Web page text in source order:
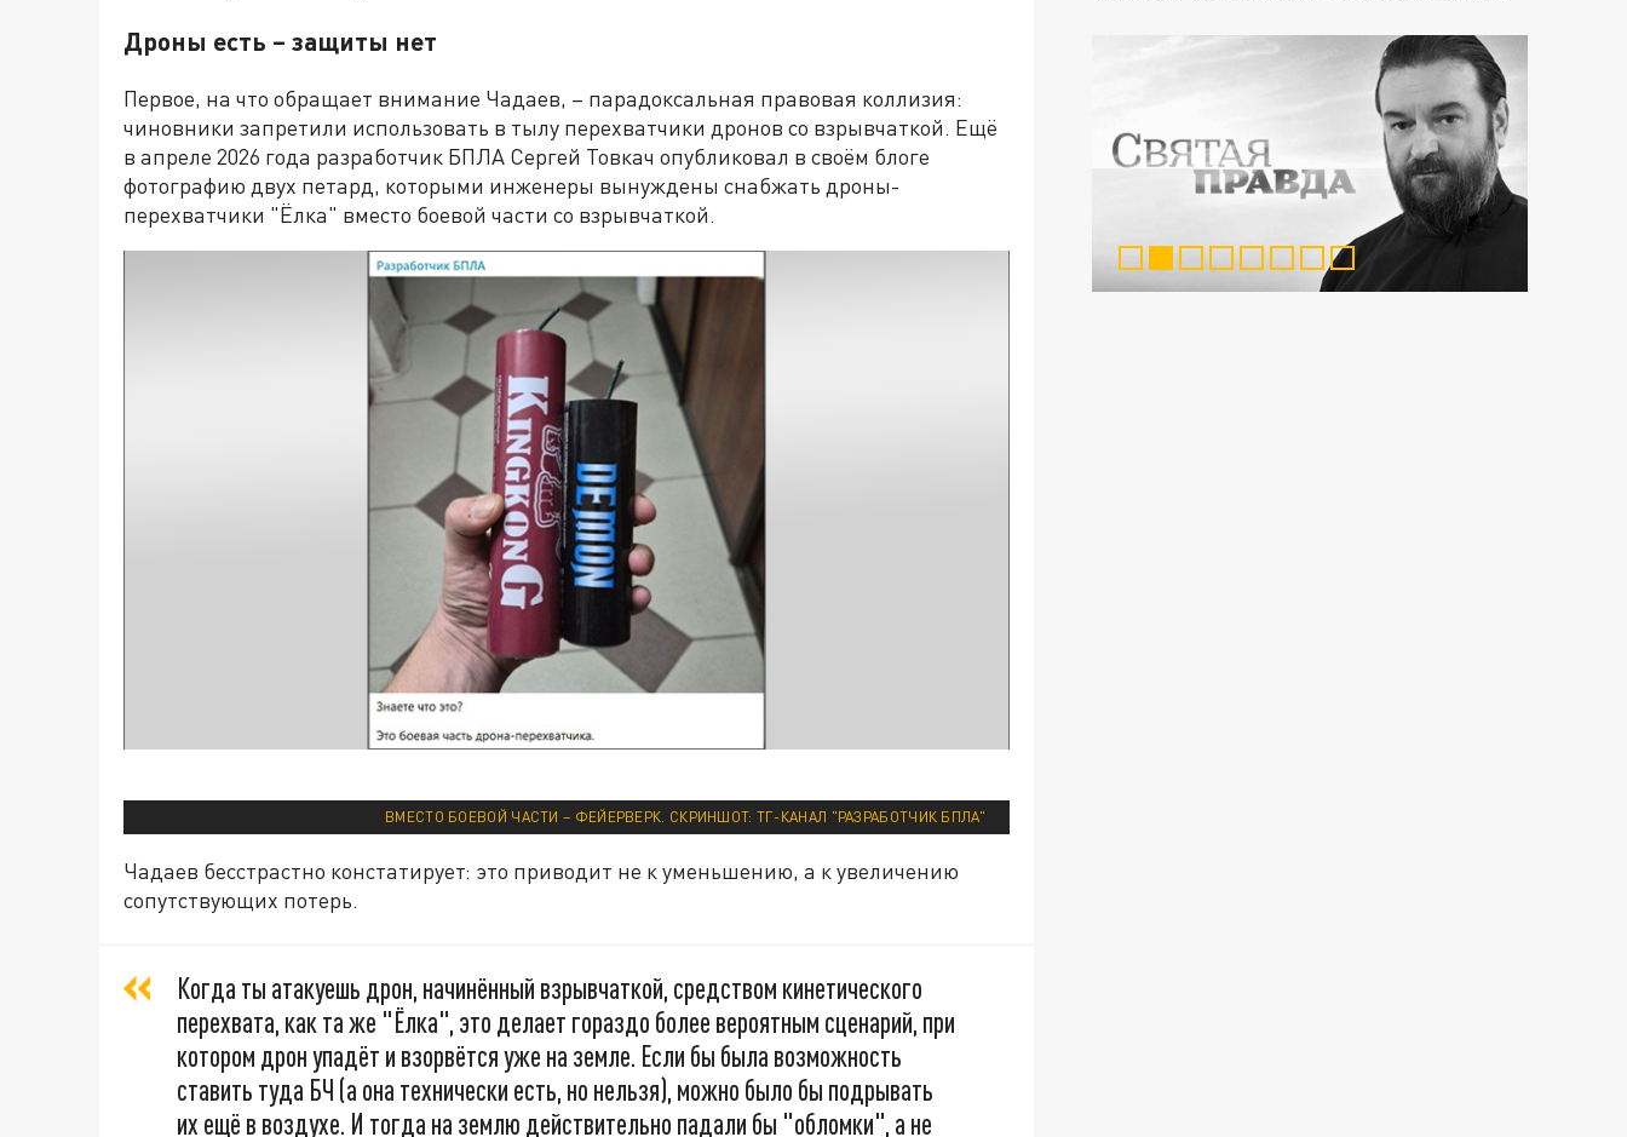
Дроны есть – защиты нет
Первое, на что обращает внимание Чадаев, – парадоксальная правовая коллизия:
чиновники запретили использовать в тылу перехватчики дронов со взрывчаткой. Ещё
в апреле 2026 года разработчик БПЛА Сергей Товкач опубликовал в своём блоге
фотографию двух петард, которыми инженеры вынуждены снабжать дроны-
перехватчики "Ёлка" вместо боевой части со взрывчаткой.
ВМЕСТО БОЕВОЙ ЧАСТИ – ФЕЙЕРВЕРК. СКРИНШОТ: ТГ-КАНАЛ "РАЗРАБОТЧИК БПЛА"
Чадаев бесстрастно констатирует: это приводит не к уменьшению, а к увеличению
сопутствующих потерь.
Когда ты атакуешь дрон, начинённый взрывчаткой, средством кинетического
перехвата, как та же "Ёлка", это делает гораздо более вероятным сценарий, при
котором дрон упадёт и взорвётся уже на земле. Если бы была возможность
ставить туда БЧ (а она технически есть, но нельзя), можно было бы подрывать
их ещё в воздухе. И тогда на землю действительно падали бы "обломки", а не